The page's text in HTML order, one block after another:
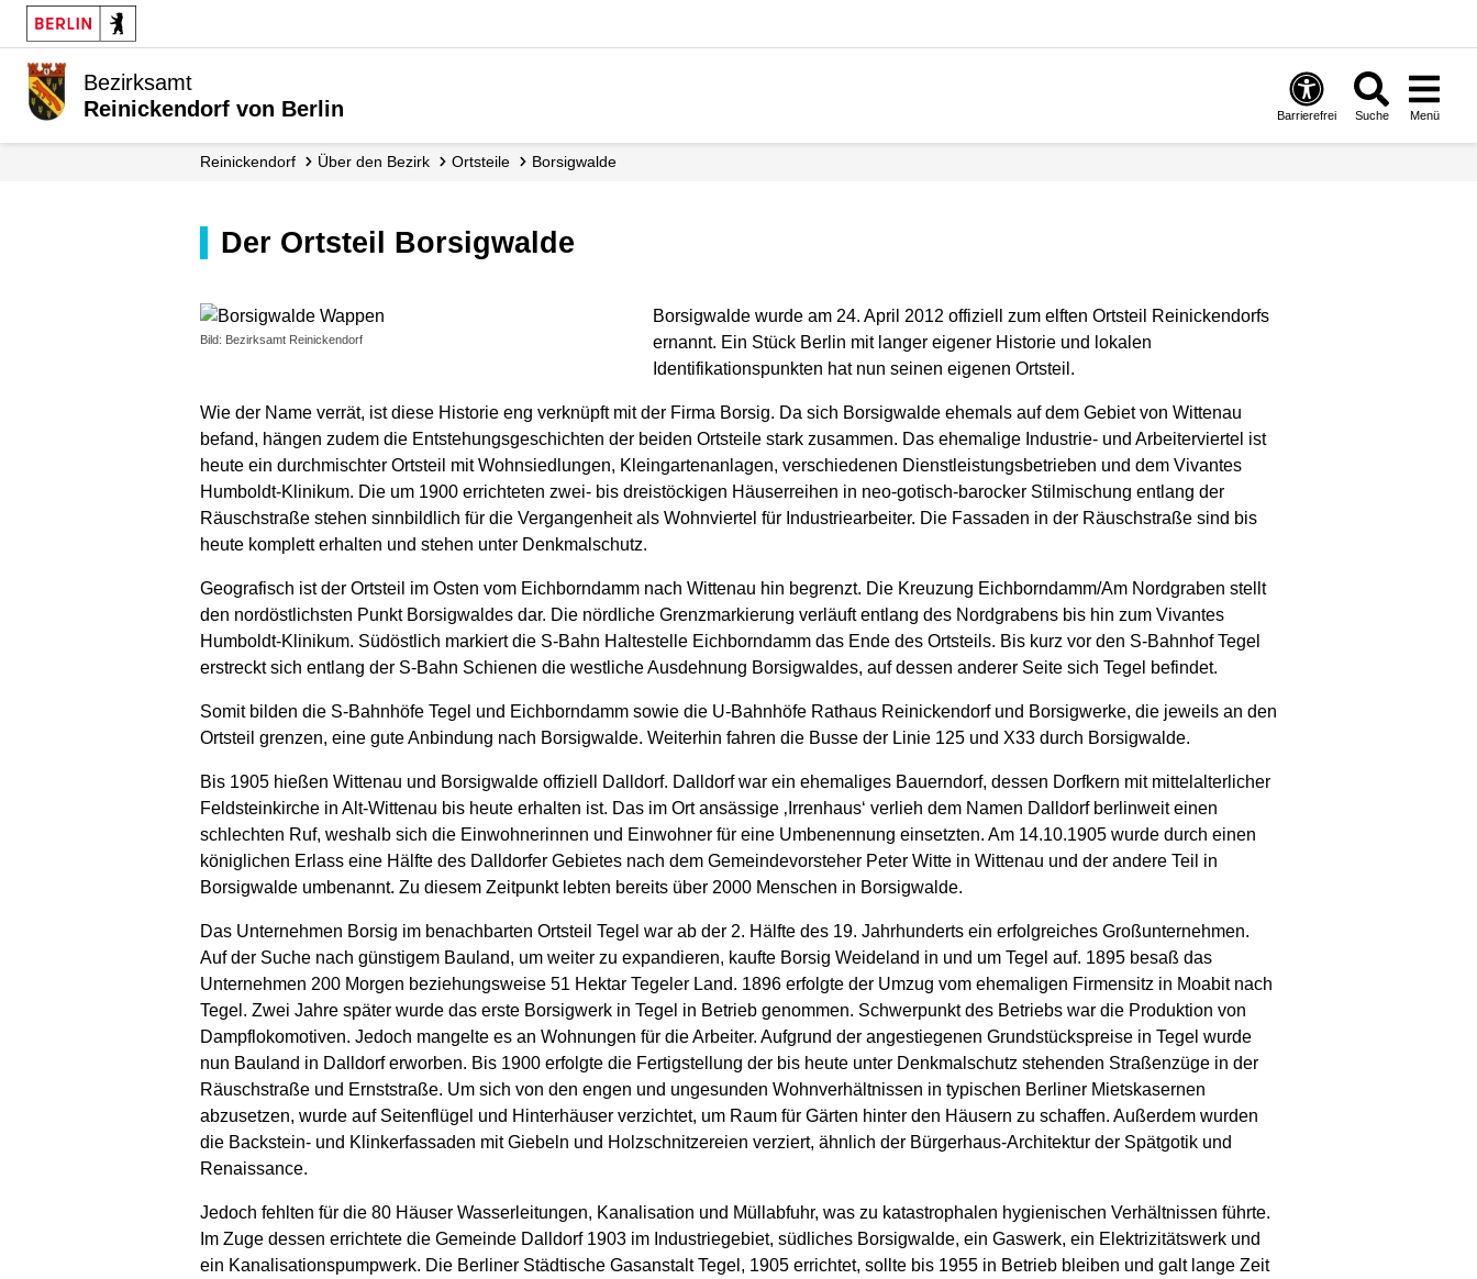
Bezirksamt
Reinickendorf von Berlin
Barrierefrei Suche Menü
Reinickendorf Über den Bezirk Ortsteile Borsigwalde
Der Ortsteil Borsigwalde
Bild: Bezirksamt Reinickendorf
Borsigwalde wurde am 24. April 2012 offiziell zum elften Ortsteil Reinickendorfs
ernannt. Ein Stück Berlin mit langer eigener Historie und lokalen
Identifikationspunkten hat nun seinen eigenen Ortsteil.
Wie der Name verrät, ist diese Historie eng verknüpft mit der Firma Borsig. Da sich Borsigwalde ehemals auf dem Gebiet von Wittenau
befand, hängen zudem die Entstehungsgeschichten der beiden Ortsteile stark zusammen. Das ehemalige Industrie- und Arbeiterviertel ist
heute ein durchmischter Ortsteil mit Wohnsiedlungen, Kleingartenanlagen, verschiedenen Dienstleistungsbetrieben und dem Vivantes
Humboldt-Klinikum. Die um 1900 errichteten zwei- bis dreistöckigen Häuserreihen in neo-gotisch-barocker Stilmischung entlang der
Räuschstraße stehen sinnbildlich für die Vergangenheit als Wohnviertel für Industriearbeiter. Die Fassaden in der Räuschstraße sind bis
heute komplett erhalten und stehen unter Denkmalschutz.
Geografisch ist der Ortsteil im Osten vom Eichborndamm nach Wittenau hin begrenzt. Die Kreuzung Eichborndamm/Am Nordgraben stellt
den nordöstlichsten Punkt Borsigwaldes dar. Die nördliche Grenzmarkierung verläuft entlang des Nordgrabens bis hin zum Vivantes
Humboldt-Klinikum. Südöstlich markiert die S-Bahn Haltestelle Eichborndamm das Ende des Ortsteils. Bis kurz vor den S-Bahnhof Tegel
erstreckt sich entlang der S-Bahn Schienen die westliche Ausdehnung Borsigwaldes, auf dessen anderer Seite sich Tegel befindet.
Somit bilden die S-Bahnhöfe Tegel und Eichborndamm sowie die U-Bahnhöfe Rathaus Reinickendorf und Borsigwerke, die jeweils an den
Ortsteil grenzen, eine gute Anbindung nach Borsigwalde. Weiterhin fahren die Busse der Linie 125 und X33 durch Borsigwalde.
Bis 1905 hießen Wittenau und Borsigwalde offiziell Dalldorf. Dalldorf war ein ehemaliges Bauerndorf, dessen Dorfkern mit mittelalterlicher
Feldsteinkirche in Alt-Wittenau bis heute erhalten ist. Das im Ort ansässige ‚Irrenhaus‘ verlieh dem Namen Dalldorf berlinweit einen
schlechten Ruf, weshalb sich die Einwohnerinnen und Einwohner für eine Umbenennung einsetzten. Am 14.10.1905 wurde durch einen
königlichen Erlass eine Hälfte des Dalldorfer Gebietes nach dem Gemeindevorsteher Peter Witte in Wittenau und der andere Teil in
Borsigwalde umbenannt. Zu diesem Zeitpunkt lebten bereits über 2000 Menschen in Borsigwalde.
Das Unternehmen Borsig im benachbarten Ortsteil Tegel war ab der 2. Hälfte des 19. Jahrhunderts ein erfolgreiches Großunternehmen.
Auf der Suche nach günstigem Bauland, um weiter zu expandieren, kaufte Borsig Weideland in und um Tegel auf. 1895 besaß das
Unternehmen 200 Morgen beziehungsweise 51 Hektar Tegeler Land. 1896 erfolgte der Umzug vom ehemaligen Firmensitz in Moabit nach
Tegel. Zwei Jahre später wurde das erste Borsigwerk in Tegel in Betrieb genommen. Schwerpunkt des Betriebs war die Produktion von
Dampflokomotiven. Jedoch mangelte es an Wohnungen für die Arbeiter. Aufgrund der angestiegenen Grundstückspreise in Tegel wurde
nun Bauland in Dalldorf erworben. Bis 1900 erfolgte die Fertigstellung der bis heute unter Denkmalschutz stehenden Straßenzüge in der
Räuschstraße und Ernststraße. Um sich von den engen und ungesunden Wohnverhältnissen in typischen Berliner Mietskasernen
abzusetzen, wurde auf Seitenflügel und Hinterhäuser verzichtet, um Raum für Gärten hinter den Häusern zu schaffen. Außerdem wurden
die Backstein- und Klinkerfassaden mit Giebeln und Holzschnitzereien verziert, ähnlich der Bürgerhaus-Architektur der Spätgotik und
Renaissance.
Jedoch fehlten für die 80 Häuser Wasserleitungen, Kanalisation und Müllabfuhr, was zu katastrophalen hygienischen Verhältnissen führte.
Im Zuge dessen errichtete die Gemeinde Dalldorf 1903 im Industriegebiet, südliches Borsigwalde, ein Gaswerk, ein Elektrizitätswerk und
ein Kanalisationspumpwerk. Die Berliner Städtische Gasanstalt Tegel, 1905 errichtet, sollte bis 1955 in Betrieb bleiben und galt lange Zeit